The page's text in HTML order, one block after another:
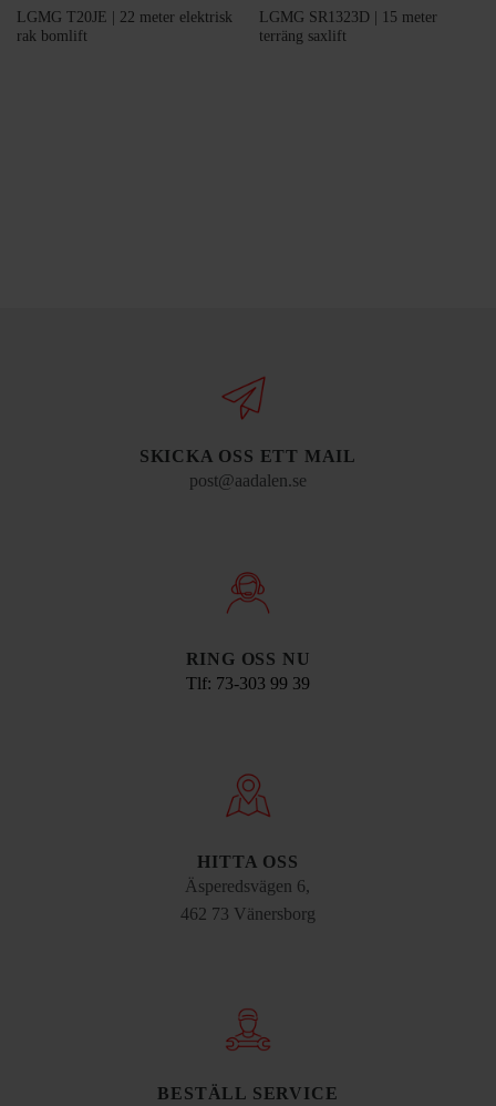
LGMG T20JE | 22 meter elektrisk
rak bomlift
LGMG SR1323D | 15 meter
terräng saxlift
SKICKA OSS ETT MAIL
post@aadalen.se
RING OSS NU
Tlf: 73-303 99 39
HITTA OSS
Äsperedsvägen 6,
462 73 Vänersborg
BESTÄLL SERVICE